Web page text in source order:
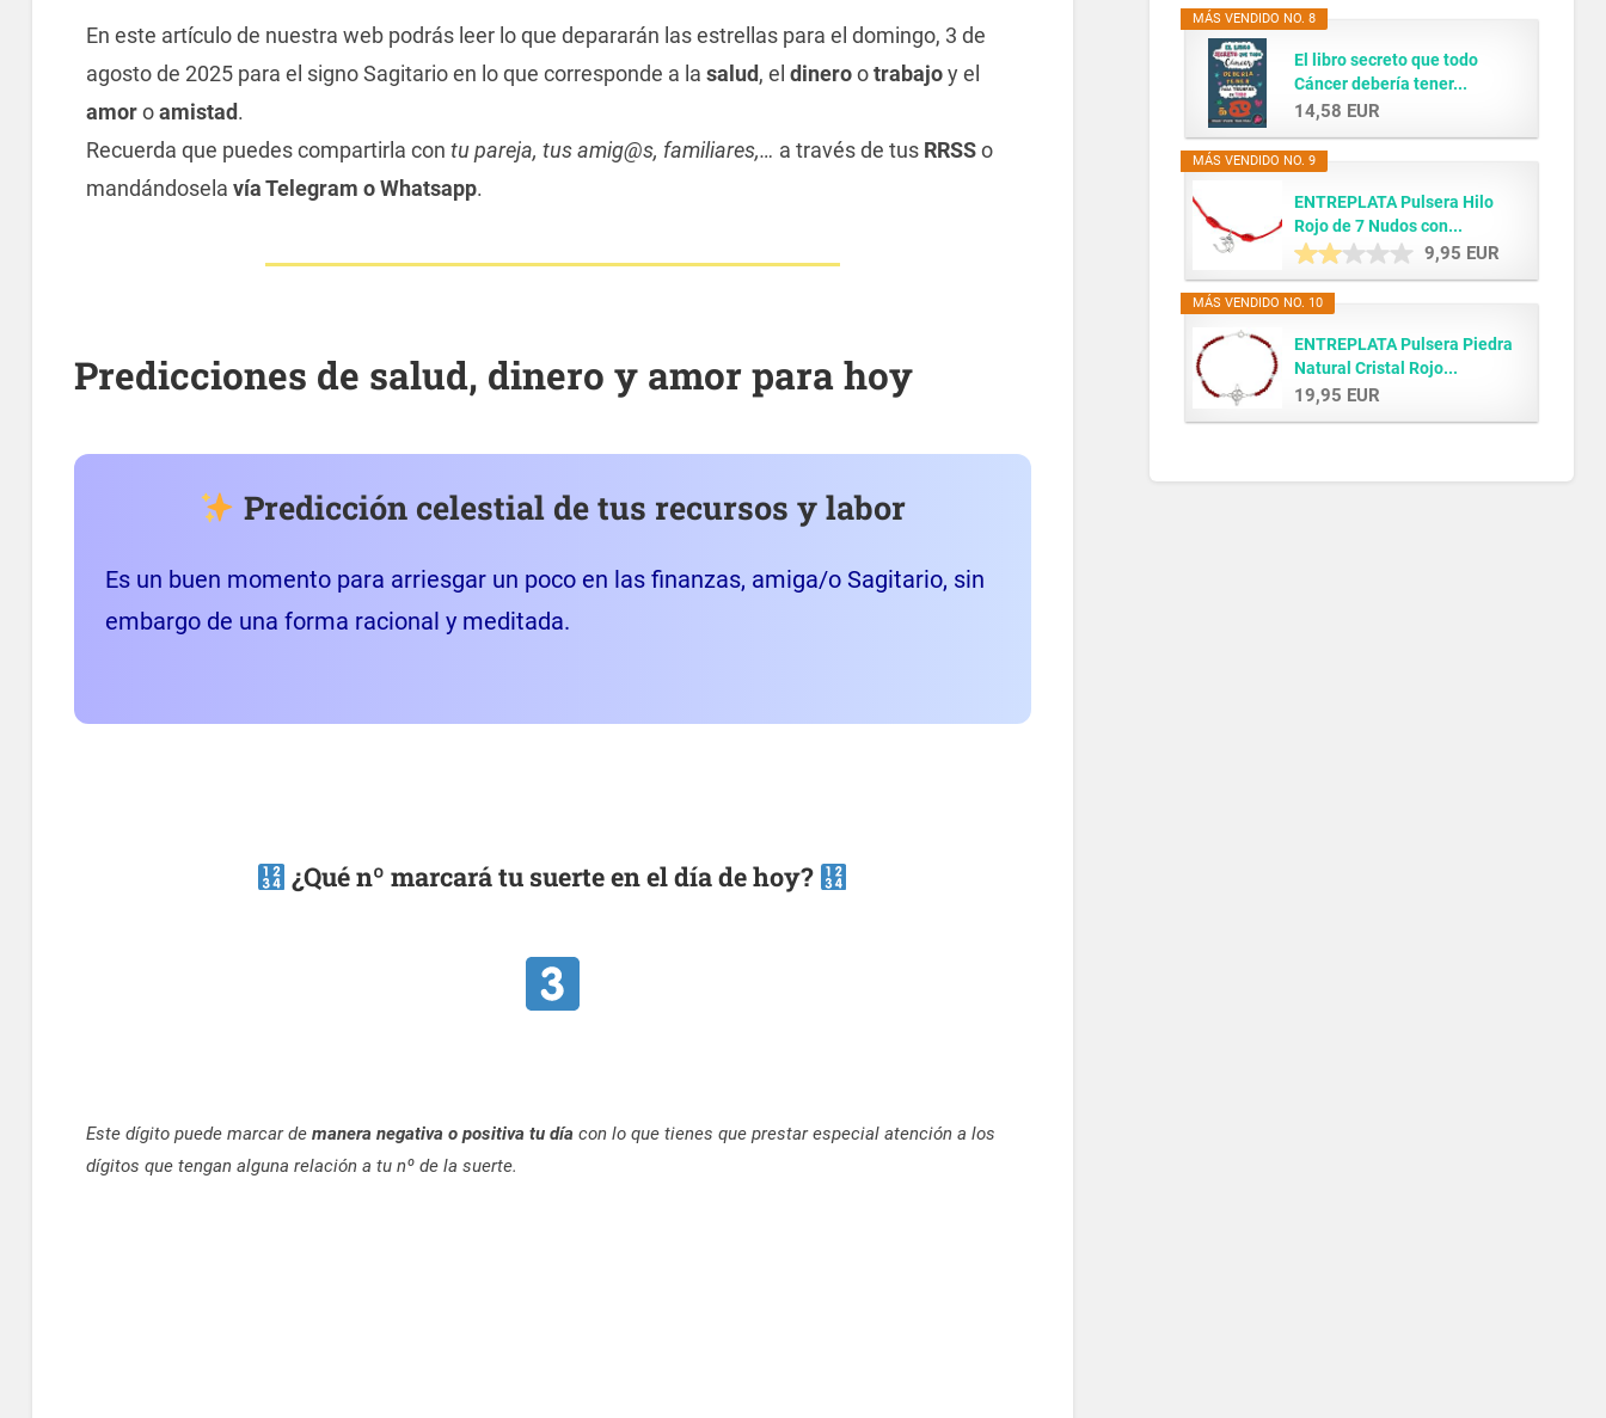
En este artículo de nuestra web podrás leer lo que depararán las estrellas para el domingo, 3 de
agosto de 2025 para el signo Sagitario en lo que corresponde a la salud, el dinerootrabajoy el
amoroamistad.
Recuerda que puedes compartirla con tu pareja, tus amig@s, familiares,… a través de tus RRSSo
mandándosela vía Telegram o Whatsapp.
Predicciones de salud, dinero y amor para hoy
Predicción celestial de tus recursos y labor
Es un buen momento para arriesgar un poco en las finanzas, amiga/o Sagitario, sin
embargo de una forma racional y meditada.
¿Qué nº marcará tu suerte en el día de hoy?
Este dígito puede marcar de manera negativa o positiva tu día con lo que tienes que prestar especial atención a los
dígitos que tengan alguna relación a tu nº de la suerte.
MÁS VENDIDO NO. 8
El libro secreto que todo
Cáncer debería tener...
14,58 EUR
MÁS VENDIDO NO. 9
ENTREPLATA Pulsera Hilo
Rojo de 7 Nudos con...
9,95 EUR
MÁS VENDIDO NO. 10
ENTREPLATA Pulsera Piedra
Natural Cristal Rojo...
19,95 EUR